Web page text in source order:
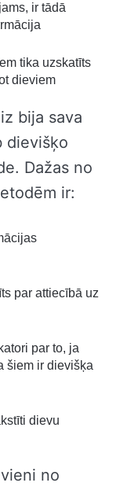
ir tādā
tika uzskatīts
dieviem
bija sava
dievišķo
Dažas no
ir:
par attiecībā uz
par to, ja
šiem ir dievišķa
dievu
no